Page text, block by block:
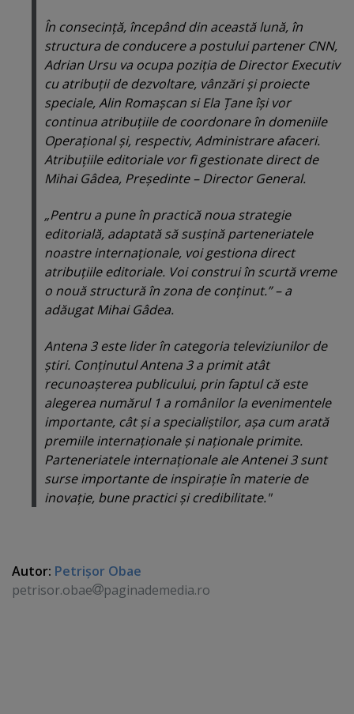
În consecinţă, începând din această lună, în
structura de conducere a postului partener CNN,
Adrian Ursu va ocupa poziţia de Director Executiv
cu atribuţii de dezvoltare, vânzări şi proiecte
speciale, Alin Romaşcan si Ela Ţane îşi vor
continua atribuţiile de coordonare în domeniile
Operaţional şi, respectiv, Administrare afaceri.
Atribuţiile editoriale vor fi gestionate direct de
Mihai Gâdea, Preşedinte – Director General.
„Pentru a pune în practică noua strategie
editorială, adaptată să susţină parteneriatele
noastre internaţionale, voi gestiona direct
atribuţiile editoriale. Voi construi în scurtă vreme
o nouă structură în zona de conţinut.” – a
adăugat Mihai Gâdea.
Antena 3 este lider în categoria televiziunilor de
ştiri. Conţinutul Antena 3 a primit atât
recunoaşterea publicului, prin faptul că este
alegerea numărul 1 a românilor la evenimentele
importante, cât şi a specialiştilor, aşa cum arată
premiile internaţionale şi naţionale primite.
Parteneriatele internaţionale ale Antenei 3 sunt
surse importante de inspiraţie în materie de
inovaţie, bune practici şi credibilitate."
Autor: Petrişor Obae
petrisor.obae
paginademedia.ro